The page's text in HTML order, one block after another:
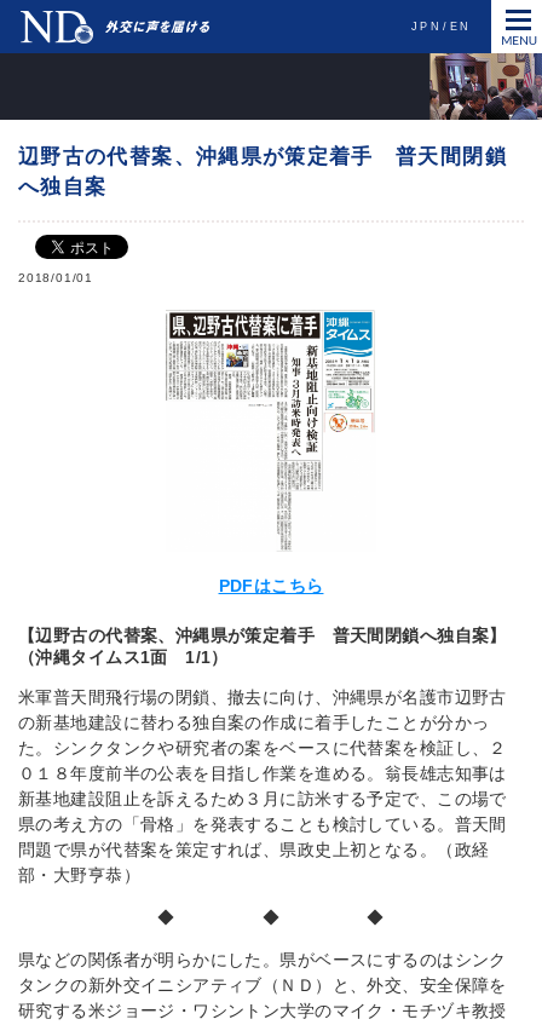
JPN EN
辺野古の代替案、沖縄県が策定着手 普天間閉鎖
へ独自案
2018/01/01
PDFはこちら
【辺野古の代替案、沖縄県が策定着手 普天間閉鎖へ独自案】
（沖縄タイムス1面 1/1）
米軍普天間飛行場の閉鎖、撤去に向け、沖縄県が名護市辺野古
の新基地建設に替わる独自案の作成に着手したことが分かっ
た。シンクタンクや研究者の案をベースに代替案を検証し、２
０１８年度前半の公表を目指し作業を進める。翁長雄志知事は
新基地建設阻止を訴えるため３月に訪米する予定で、この場で
県の考え方の「骨格」を発表することも検討している。普天間
問題で県が代替案を策定すれば、県政史上初となる。（政経
部・大野亨恭）
◆ ◆ ◆
県などの関係者が明らかにした。県がベースにするのはシンク
タンクの新外交イニシアティブ（ＮＤ）と、外交、安全保障を
研究する米ジョージ・ワシントン大学のマイク・モチヅキ教授